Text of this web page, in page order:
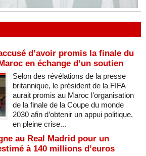
d’avoir promis la finale du
en échange d’un soutien
Selon des révélations de la presse
britannique, le président de la FIFA
aurait promis au Maroc l’organisation
de la finale de la Coupe du monde
2030 afin d’obtenir un appui politique,
en pleine crise...
au Real Madrid pour un
à 140 millions d’euros